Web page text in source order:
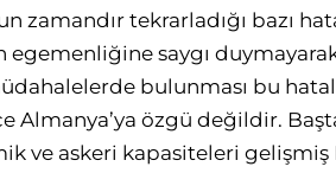
zamandır tekrarladığı bazı
egemenliğine saygı
bulunması bu
Almanya’ya özgü değildir.
ve askeri kapasiteleri gelişmiş